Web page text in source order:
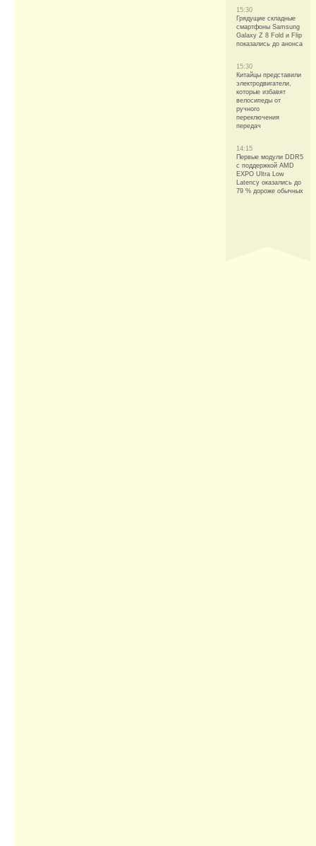
15:30
Грядущие складные
смартфоны Samsung
Galaxy Z 8 Fold и Flip
показались до анонса
15:30
Китайцы представили
электродвигатели,
которые избавят
велосипеды от
ручного
переключения
передач
14:15
Первые модули DDR5
с поддержкой AMD
EXPO Ultra Low
Latency оказались до
79 % дороже обычных